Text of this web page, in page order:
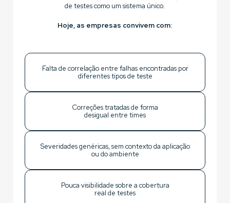
de testes como um sistema único.
Hoje, as empresas convivem com:
Falta de correlação entre falhas encontradas por
diferentes tipos de teste
Correções tratadas de forma
desigual entre times
Severidades genéricas, sem contexto da aplicação
ou do ambiente
Pouca visibilidade sobre a cobertura
real de testes